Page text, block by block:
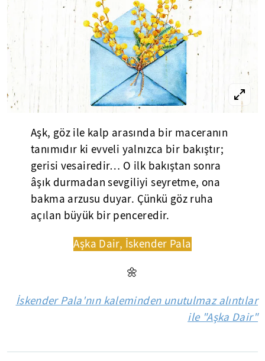
Aşk, göz ile kalp arasında bir maceranın
tanımıdır ki evveli yalnızca bir bakıştır;
gerisi vesairedir… O ilk bakıştan sonra
âşık durmadan sevgiliyi seyretme, ona
bakma arzusu duyar. Çünkü göz ruha
açılan büyük bir penceredir.
Aşka Dair, İskender Pala
🌼
İskender Pala'nın kaleminden unutulmaz alıntılar
ile "Aşka Dair"